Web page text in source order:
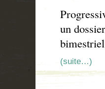
un
(suite…)